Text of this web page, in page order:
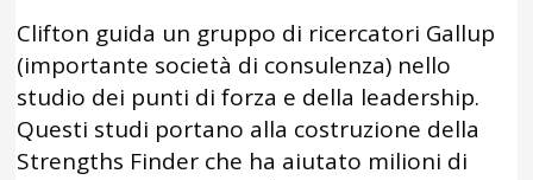
Clifton guida un gruppo di ricercatori Gallup
(importante società di consulenza) nello
studio dei punti di forza e della leadership.
Questi studi portano alla costruzione della
Strengths Finder che ha aiutato milioni di